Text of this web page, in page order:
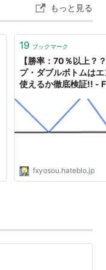
形状以外は覚えなく
みてくださいね。
…
もっと見る
19 ブックマーク
【勝率：70％以上？
プ・ダブルボトムは
使えるか徹底検証!! -
fxyosou.hateblo.jp